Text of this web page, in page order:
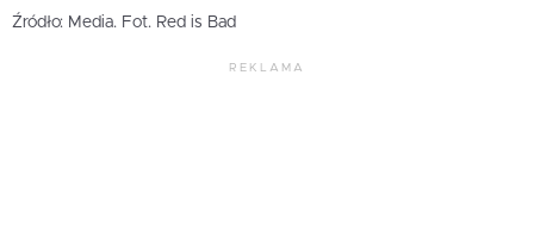
Źródło: Media. Fot. Red is Bad
REKLAMA